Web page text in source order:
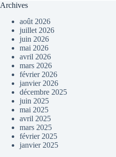
Archives
août 2026
juillet 2026
juin 2026
mai 2026
avril 2026
mars 2026
février 2026
janvier 2026
décembre 2025
juin 2025
mai 2025
avril 2025
mars 2025
février 2025
janvier 2025